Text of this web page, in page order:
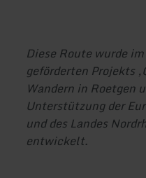
Diese Route wurde
geförderten Projekts
Wandern in Roetgen
Unterstützung der
und des Landes
entwickelt.